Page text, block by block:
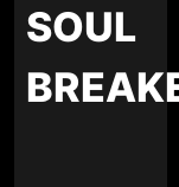
SOUL